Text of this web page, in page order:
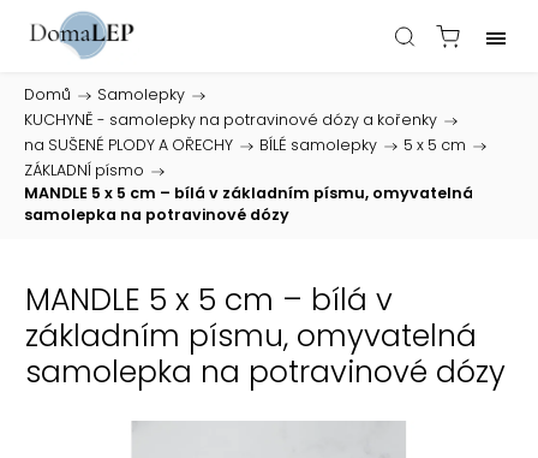
Domů / Samolepky /
KUCHYNĚ - samolepky na potravinové dózy a kořenky /
na SUŠENÉ PLODY A OŘECHY / BÍLÉ samolepky / 5 x 5 cm /
ZÁKLADNÍ písmo /
MANDLE 5 x 5 cm – bílá v základním písmu, omyvatelná
samolepka na potravinové dózy
MANDLE 5 x 5 cm – bílá v
základním písmu, omyvatelná
samolepka na potravinové dózy